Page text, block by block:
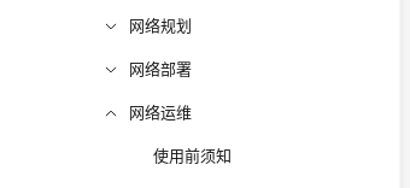
网络规划
网络部署
网络运维
使用前须知